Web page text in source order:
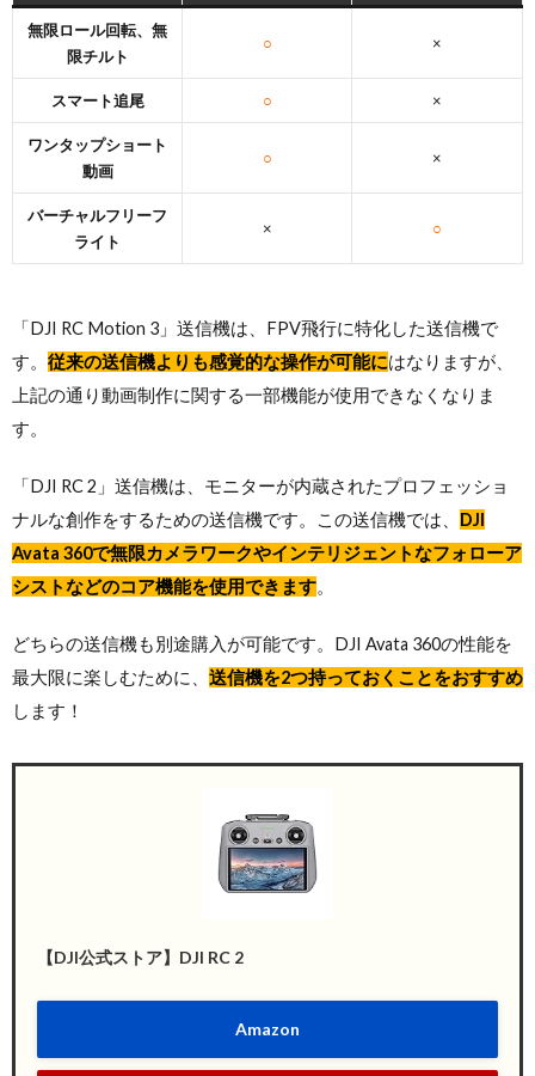
無限ロール回転、無
限チルト
○ ×
スマート追尾 ○ ×
ワンタップショート
動画
○ ×
バーチャルフリーフ
ライト
× ○
「DJI RC Motion 3」送信機は、FPV飛行に特化した送信機で
す。 従来の送信機よりも感覚的な操作が可能にはなりますが、
上記の通り動画制作に関する一部機能が使用できなくなりま
す。
「DJI RC 2」送信機は、モニターが内蔵されたプロフェッショ
ナルな創作をするための送信機です。この送信機では、 DJI
Avata 360で無限カメラワークやインテリジェントなフォローア
シストなどのコア機能を使用できます。
どちらの送信機も別途購入が可能です。DJI Avata 360の性能を
最大限に楽しむために、 送信機を2つ持っておくことをおすすめ
します！
【DJI公式ストア】DJI RC 2
Amazon